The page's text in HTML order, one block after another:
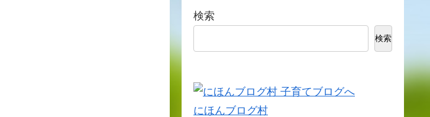
検索
検索
にほんブログ村